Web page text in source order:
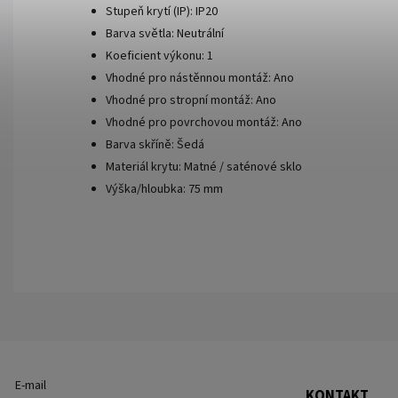
Stupeň krytí (IP): IP20
Barva světla: Neutrální
Koeficient výkonu: 1
Vhodné pro nástěnnou montáž: Ano
Vhodné pro stropní montáž: Ano
Vhodné pro povrchovou montáž: Ano
Barva skříně: Šedá
Materiál krytu: Matné / saténové sklo
Výška/hloubka: 75 mm
E-mail